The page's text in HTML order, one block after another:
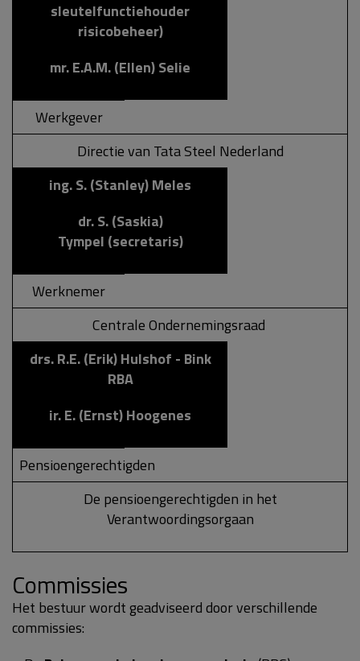
sleutelfunctiehouder
risicobeheer)
mr. E.A.M. (Ellen) Selie
Werkgever
Directie van Tata Steel Nederland
ing. S. (Stanley) Meles
dr. S. (Saskia)
Tympel (secretaris)
Werknemer
Centrale Ondernemingsraad
drs. R.E. (Erik) Hulshof - Bink
RBA
ir. E. (Ernst) Hoogenes
Pensioengerechtigden
De pensioengerechtigden in het
Verantwoordingsorgaan
Commissies
Het bestuur wordt geadviseerd door verschillende
commissies: